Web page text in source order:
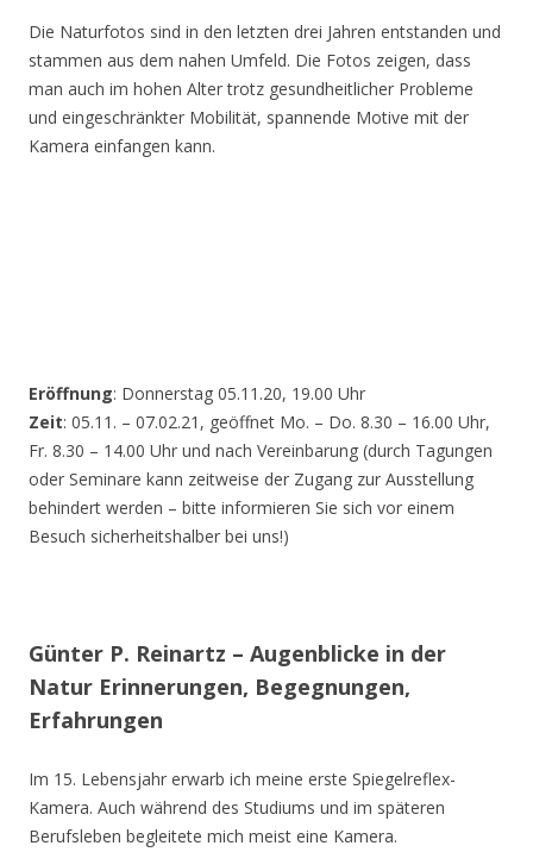
Die Naturfotos sind in den letzten drei Jahren entstanden und
stammen aus dem nahen Umfeld. Die Fotos zeigen, dass
man auch im hohen Alter trotz gesundheitlicher Probleme
und eingeschränkter Mobilität, spannende Motive mit der
Kamera einfangen kann.
Eröffnung: Donnerstag 05.11.20, 19.00 Uhr
Zeit: 05.11. – 07.02.21, geöffnet Mo. – Do. 8.30 – 16.00 Uhr,
Fr. 8.30 – 14.00 Uhr und nach Vereinbarung (durch Tagungen
oder Seminare kann zeitweise der Zugang zur Ausstellung
behindert werden – bitte informieren Sie sich vor einem
Besuch sicherheitshalber bei uns!)
Günter P. Reinartz – Augenblicke in der
Natur Erinnerungen, Begegnungen,
Erfahrungen
Im 15. Lebensjahr erwarb ich meine erste Spiegelreflex-
Kamera. Auch während des Studiums und im späteren
Berufsleben begleitete mich meist eine Kamera.